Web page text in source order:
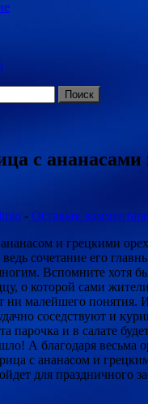
с
- Оставьте
и грецкими
сочетание его
Вспомните хотя
о которой сами
ни малейшего понятия.
соседствуют и
парочка и в салате
А благодаря весьма
с ананасом и
для праздничного